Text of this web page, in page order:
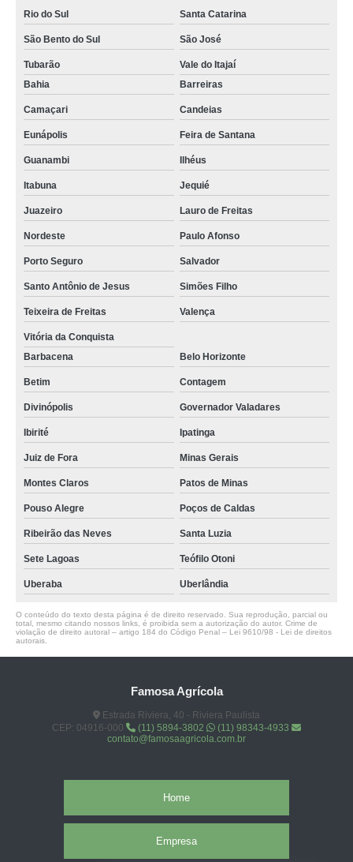
Rio do Sul Santa Catarina
São Bento do Sul São José
Tubarão
Vale do Itajaí
Bahia
Barreiras
Camaçari Candeias
Eunápolis Feira de Santana
Guanambi Ilhéus
Itabuna Jequié
Juazeiro Lauro de Freitas
Nordeste Paulo Afonso
Porto Seguro Salvador
Santo Antônio de Jesus Simões Filho
Teixeira de Freitas Valença
Vitória da Conquista
Barbacena
Belo Horizonte
Betim Contagem
Divinópolis Governador Valadares
Ibirité Ipatinga
Juiz de Fora Minas Gerais
Montes Claros Patos de Minas
Pouso Alegre Poços de Caldas
Ribeirão das Neves Santa Luzia
Sete Lagoas Teófilo Otoni
Uberaba Uberlândia
O conteúdo do texto desta página é de direito reservado. Sua reprodução, parcial ou
total, mesmo citando nossos links, é proibida sem a autorização do autor. Crime de
violação de direito autoral – artigo 184 do Código Penal – Lei 9610/98 - Lei de direitos
autorais
Famosa Agrícola
Estrada Riviera, 40 - Riviera Paulista
CEP: 04916-000
(11) 5894-3802
(11) 98343-4933
contato@famosaagricola.com.br
Home
Empresa